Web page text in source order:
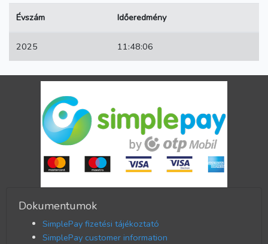
Évszám Időeredmény
2025 11:48:06
Dokumentumok
SimplePay fizetési tájékoztató
SimplePay customer information